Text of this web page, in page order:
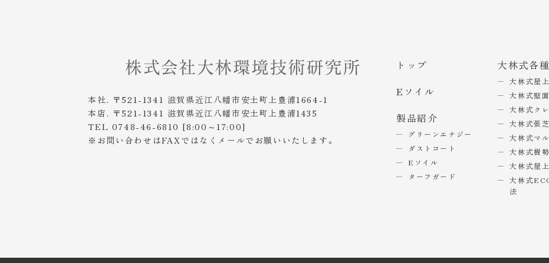
本社. 〒521-1341 滋賀県近江八幡市安土町上豊浦1664-1
本店. 〒521-1341 滋賀県近江八幡市安土町上豊浦1435
TEL 0748-46-6810 [8:00～17:00]
※お問い合わせはFAXではなくメールでお願いいたします。
トップ
Eソイル
製品紹介
グリーンエナジー
ダストコート
Eソイル
ターフガード
大林式各
大林式屋
大林式壁
大林式ク
大林式張
大林式マ
大林式樹
大林式屋
大林式
法